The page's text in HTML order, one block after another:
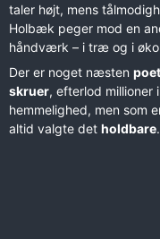
taler højt, mens
Holbæk peger mod en
håndværk – i træ og i
Der er noget næsten
skruer, efterlod millioner
hemmelighed, men som
altid valgte det holdbare.